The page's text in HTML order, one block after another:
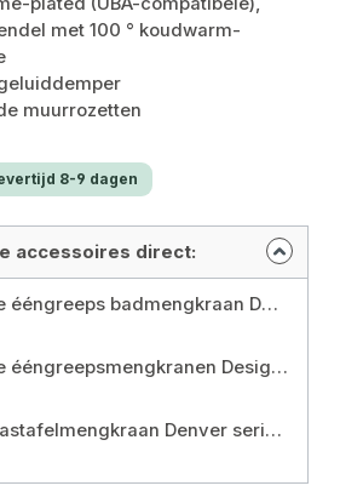
met 100 ° koudwarm-
muurrozetten
8-9 dagen
accessoires direct:
Verchroomde ééngreeps badmengkraan DENVER
Verchroomde ééngreepsmengkranen Design DENVER met draaibare gebogen uitloop
Eéngreeps wastafelmengkraan Denver serie hoogglans verchroomd met excentrische metalen afvoergarnituur voor ééngatsmontage uitvoering: Mixer High-tuit van één lever